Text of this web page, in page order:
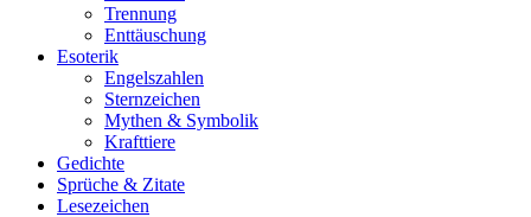
Trennung
Enttäuschung
Esoterik
Engelszahlen
Sternzeichen
Mythen & Symbolik
Krafttiere
Gedichte
Sprüche & Zitate
Lesezeichen